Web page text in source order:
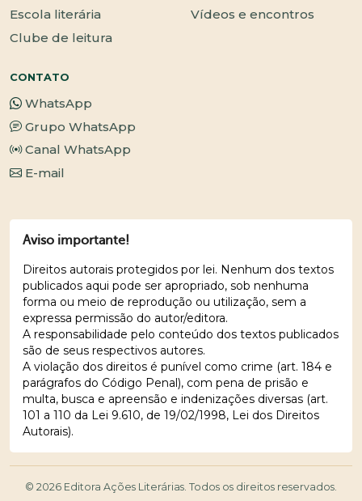
Escola literária
Clube de leitura
Vídeos e encontros
CONTATO
WhatsApp
Grupo WhatsApp
Canal WhatsApp
E-mail
Aviso importante!
Direitos autorais protegidos por lei. Nenhum dos textos
publicados aqui pode ser apropriado, sob nenhuma
forma ou meio de reprodução ou utilização, sem a
expressa permissão do autor/editora.
A responsabilidade pelo conteúdo dos textos publicados
são de seus respectivos autores.
A violação dos direitos é punível como crime (art. 184 e
parágrafos do Código Penal), com pena de prisão e
multa, busca e apreensão e indenizações diversas (art.
101 a 110 da Lei 9.610, de 19/02/1998, Lei dos Direitos
Autorais).
© 2026 Editora Ações Literárias. Todos os direitos reservados.